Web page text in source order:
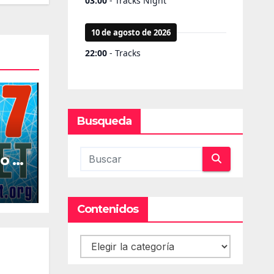
la
Busqueda
Contenidos
Contenidos